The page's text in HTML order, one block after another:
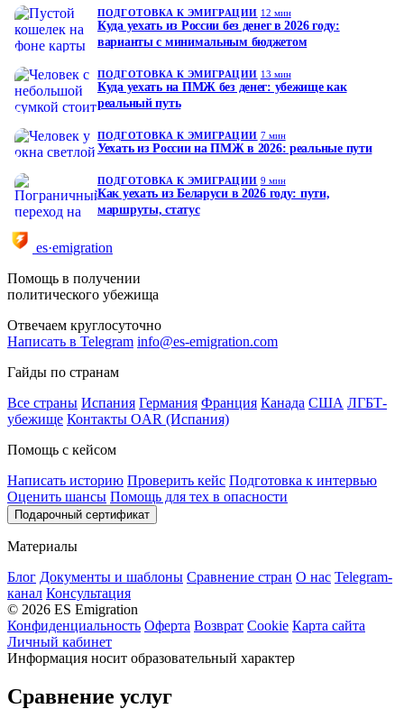
ПОДГОТОВКА К ЭМИГРАЦИИ 12 мин
Куда уехать из России без денег в 2026 году:
варианты с минимальным бюджетом
ПОДГОТОВКА К ЭМИГРАЦИИ 13 мин
Куда уехать на ПМЖ без денег: убежище как
реальный путь
ПОДГОТОВКА К ЭМИГРАЦИИ 7 мин
Уехать из России на ПМЖ в 2026: реальные пути
ПОДГОТОВКА К ЭМИГРАЦИИ 9 мин
Как уехать из Беларуси в 2026 году: пути,
маршруты, статус
es·emigration
Помощь в получении
политического убежища
Отвечаем круглосуточно
Написать в Telegram info@es-emigration.com
Гайды по странам
Все страны Испания Германия Франция Канада США ЛГБТ-
убежище Контакты OAR (Испания)
Помощь с кейсом
Написать историю Проверить кейс Подготовка к интервью
Оценить шансы Помощь для тех в опасности
Подарочный сертификат
Материалы
Блог Документы и шаблоны Сравнение стран О нас Telegram-
канал Консультация
© 2026 ES Emigration
Конфиденциальность Оферта Возврат Cookie Карта сайта
Личный кабинет
Информация носит образовательный характер
Сравнение услуг